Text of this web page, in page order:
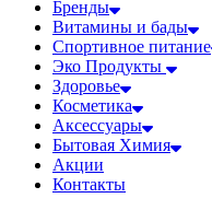
Бренды
Витамины и бады
Спортивное питание
Эко Продукты
Здоровье
Косметика
Аксессуары
Бытовая Химия
Акции
Контакты